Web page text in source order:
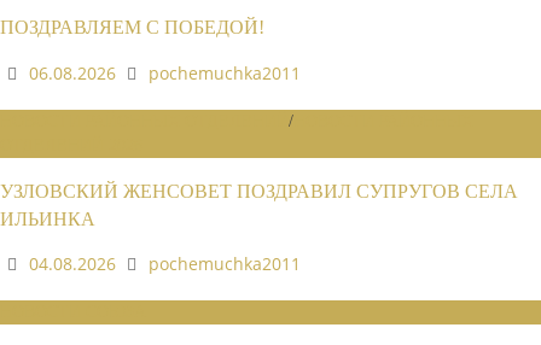
ПОЗДРАВЛЯЕМ С ПОБЕДОЙ!
06.08.2026
pochemuchka2011
/
УЗЛОВСКИЙ ЖЕНСОВЕТ ПОЗДРАВИЛ СУПРУГОВ СЕЛА
ИЛЬИНКА
04.08.2026
pochemuchka2011